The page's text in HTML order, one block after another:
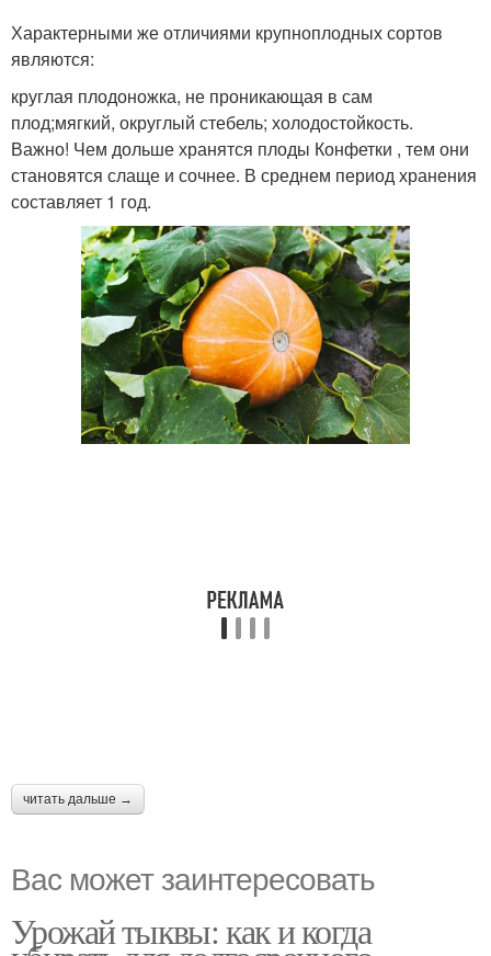
Характерными же отличиями крупноплодных сортов
являются:
круглая плодоножка, не проникающая в сам
плод;мягкий, округлый стебель; холодостойкость.
Важно! Чем дольше хранятся плоды Конфетки , тем они
становятся слаще и сочнее. В среднем период хранения
составляет 1 год.
читать дальше →
Вас может заинтересовать
Урожай тыквы: как и когда